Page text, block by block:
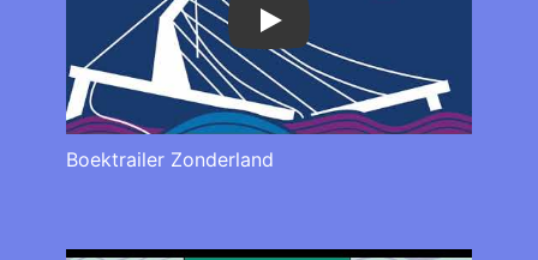
Play
Boektrailer Zonderland